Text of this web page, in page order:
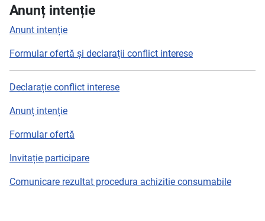
Anunț intenție
Anunt intenție
Formular ofertă și declarații conflict interese
Declarație conflict interese
Anunț intenție
Formular ofertă
Invitație participare
Comunicare rezultat procedura achizitie consumabile